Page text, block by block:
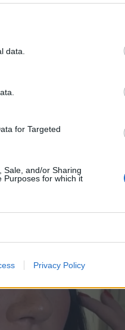
data.
for Targeted
Sale, and/or Sharing
Purposes for which it
Privacy Policy
ενυδατωμένο
στα σωστά σημεία
θέλεις.